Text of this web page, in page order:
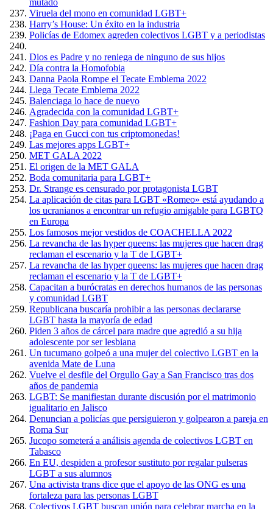
mutado
Viruela del mono en comunidad LGBT+
Harry’s House: Un éxito en la industria
Policías de Edomex agreden colectivos LGBT y a periodistas
Dios es Padre y no reniega de ninguno de sus hijos
Día contra la Homofobia
Danna Paola Rompe el Tecate Emblema 2022
Llega Tecate Emblema 2022
Balenciaga lo hace de nuevo
Agradecida con la comunidad LGBT+
Fashion Day para comunidad LGBT+
¡Paga en Gucci con tus criptomonedas!
Las mejores apps LGBT+
MET GALA 2022
El origen de la MET GALA
Boda comunitaria para LGBT+
Dr. Strange es censurado por protagonista LGBT
La aplicación de citas para LGBT «Romeo» está ayudando a
los ucranianos a encontrar un refugio amigable para LGBTQ
en Europa
Los famosos mejor vestidos de COACHELLA 2022
La revancha de las hyper queens: las mujeres que hacen drag
reclaman el escenario y la T de LGBT+
La revancha de las hyper queens: las mujeres que hacen drag
reclaman el escenario y la T de LGBT+
Capacitan a burócratas en derechos humanos de las personas
y comunidad LGBT
Republicana buscaría prohibir a las personas declararse
LGBT hasta la mayoría de edad
Piden 3 años de cárcel para madre que agredió a su hija
adolescente por ser lesbiana
Un tucumano golpeó a una mujer del colectivo LGBT en la
avenida Mate de Luna
Vuelve el desfile del Orgullo Gay a San Francisco tras dos
años de pandemia
LGBT: Se manifiestan durante discusión por el matrimonio
igualitario en Jalisco
Denuncian a policías que persiguieron y golpearon a pareja en
Roma Sur
Jucopo someterá a análisis agenda de colectivos LGBT en
Tabasco
En EU, despiden a profesor sustituto por regalar pulseras
LGBT a sus alumnos
Una activista trans dice que el apoyo de las ONG es una
fortaleza para las personas LGBT
Colectivos LGBT buscan unión para celebrar marcha en la